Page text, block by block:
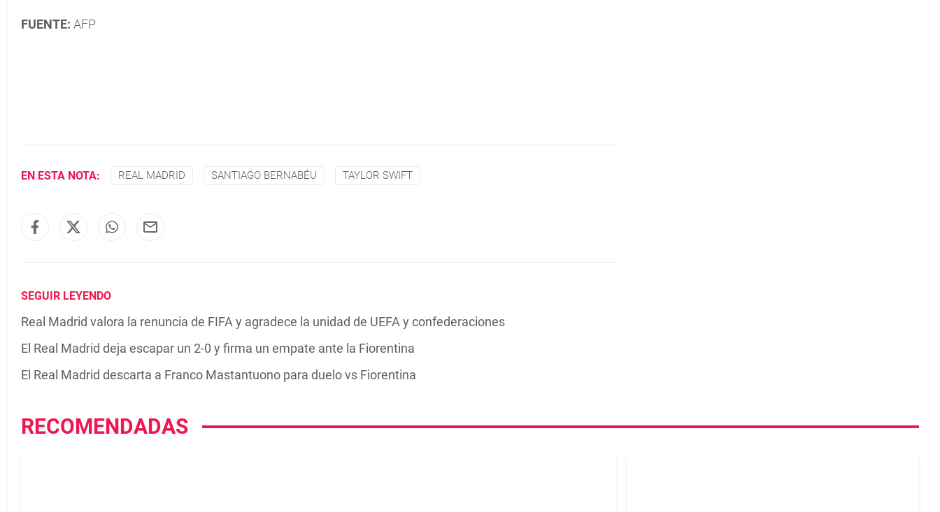
FUENTE: AFP
EN ESTA NOTA: REAL MADRID SANTIAGO BERNABÉU TAYLOR SWIFT
SEGUIR LEYENDO
Real Madrid valora la renuncia de FIFA y agradece la unidad de UEFA y confederaciones
El Real Madrid deja escapar un 2-0 y firma un empate ante la Fiorentina
El Real Madrid descarta a Franco Mastantuono para duelo vs Fiorentina
RECOMENDADAS